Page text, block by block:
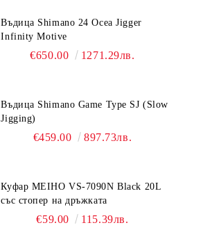
Въдица Shimano 24 Ocea Jigger
Infinity Motive
€650.00 1271.29лв.
Въдица Shimano Game Type SJ (Slow
Jigging)
€459.00 897.73лв.
Куфар MEIHO VS-7090N Black 20L
със стопер на дръжката
€59.00 115.39лв.